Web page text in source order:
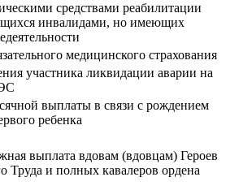
средствами реабилитации
инвалидами, но имеющих
медицинского страхования
участника ликвидации аварии на
выплаты в связи с рождением
ребенка
выплата вдовам (вдовцам) Героев
Труда и полных кавалеров ордена